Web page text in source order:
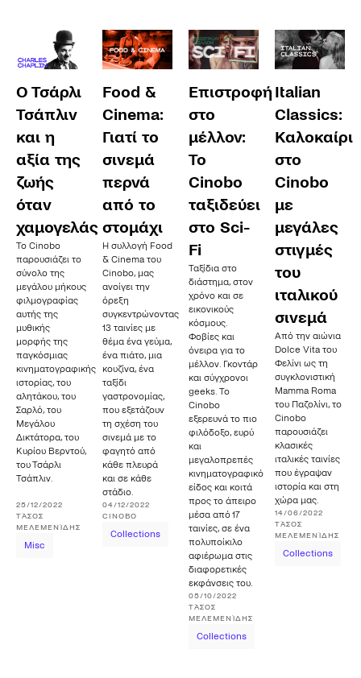
Ο Τσάρλι
Τσάπλιν
και η
αξία της
ζωής
όταν
χαμογελάς
Το Cinobo
παρουσιάζει το
σύνολο της
μεγάλου μήκους
φιλμογραφίας
αυτής της
μυθικής
μορφής της
παγκόσμιας
κινηματογραφικής
ιστορίας, του
αλητάκου, του
Σαρλό, του
Μεγάλου
Δικτάτορα, του
Κυρίου Βερντού,
του Τσάρλι
Τσάπλιν.
25/12/2022
ΤΆΣΟΣ
ΜΕΛΕΜΕΝΊΔΗΣ
Misc
Food &
Cinema:
Γιατί το
σινεμά
περνά
από το
στομάχι
Η συλλογή Food
& Cinema του
Cinobo, μας
ανοίγει την
όρεξη
συγκεντρώνοντας
13 ταινίες με
θέμα ένα γεύμα,
ένα πιάτο, μια
κουζίνα, ένα
ταξίδι
γαστρονομίας,
που εξετάζουν
τη σχέση του
σινεμά με το
φαγητό από
κάθε πλευρά
και σε κάθε
στάδιο.
04/12/2022
CINOBO
Collections
Επιστροφή
στο
μέλλον:
Το
Cinobo
ταξιδεύει
στο Sci-
Fi
Ταξίδια στο
διάστημα, στον
χρόνο και σε
εικονικούς
κόσμους.
Φοβίες και
όνειρα για το
μέλλον. Γκοντάρ
και σύγχρονοι
geeks. Το
Cinobo
εξερευνά το πιο
φιλόδοξο, ευρύ
και
μεγαλοπρεπές
κινηματογραφικό
είδος και κοιτά
προς το άπειρο
μέσα από 17
ταινίες, σε ένα
πολυποίκιλο
αφιέρωμα στις
διαφορετικές
εκφάνσεις του.
05/10/2022
ΤΆΣΟΣ
ΜΕΛΕΜΕΝΊΔΗΣ
Collections
Italian
Classics:
Καλοκαίρι
στο
Cinobo
με
μεγάλες
στιγμές
του
ιταλικού
σινεμά
Από την αιώνια
Dolce Vita του
Φελίνι ως τη
συγκλονιστική
Mamma Roma
του Παζολίνι, το
Cinobo
παρουσιάζει
κλασικές
ιταλικές ταινίες
που έγραψαν
ιστορία και στη
χώρα μας.
14/06/2022
ΤΆΣΟΣ
ΜΕΛΕΜΕΝΊΔΗΣ
Collections